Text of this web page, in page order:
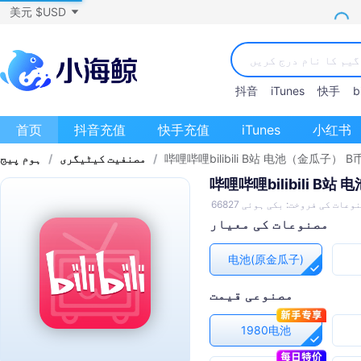
美元 $USD
抖音 iTunes 快手
首页 抖音充值 快手充值 iTunes 小红书
ہوم پیج / مصنفیت کیٹیگری / 哔哩哔哩bilibili B站 电池（金瓜子） B
哔哩哔哩bilibili B站 电
کی فروخت: بکی ہوئی 66827
مصنوعات کی معیار
电池(原金瓜子)
مصنوعی قیمت
1980电池